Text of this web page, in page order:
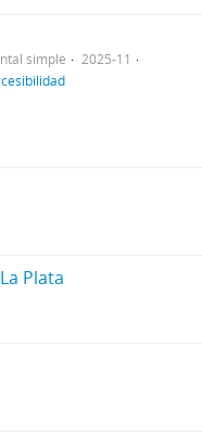
simple
2025-11
Plata